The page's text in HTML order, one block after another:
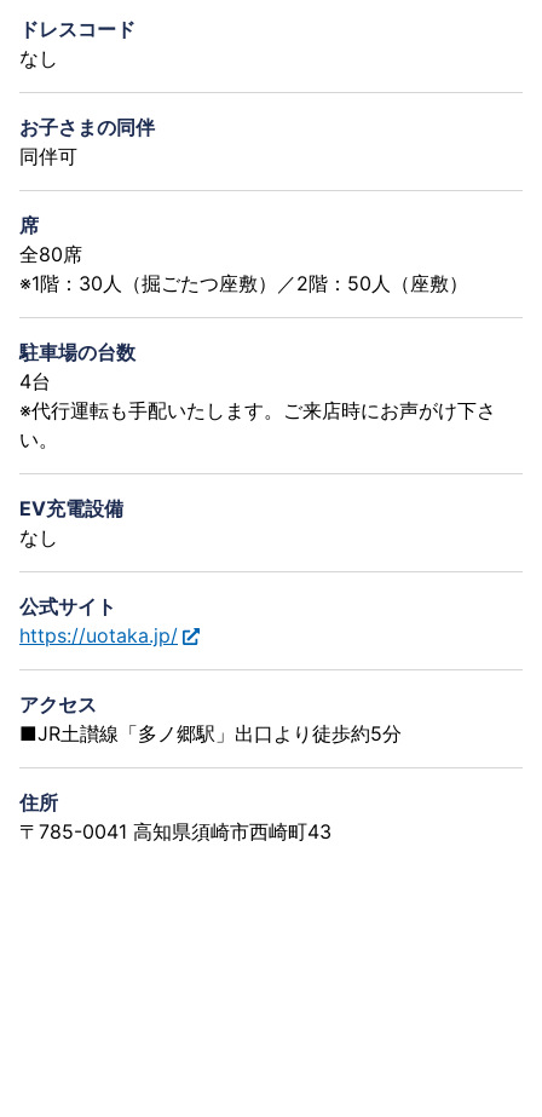
ドレスコード
なし
お子さまの同伴
同伴可
席
全80席
※1階：30人（掘ごたつ座敷）／2階：50人（座敷）
駐車場の台数
4台
※代行運転も手配いたします。ご来店時にお声がけ下さ
い。
EV充電設備
なし
公式サイト
https://uotaka.jp/
アクセス
■JR土讃線「多ノ郷駅」出口より徒歩約5分
住所
〒785-0041 高知県須崎市西崎町43